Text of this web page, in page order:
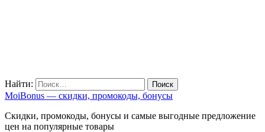
Найти:
MoiBonus — скидки, промокоды, бонусы
Скидки, промокоды, бонусы и самые выгодные предложение
цен на популярные товары